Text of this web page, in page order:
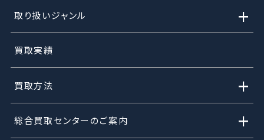
取り扱いジャンル +
買取実績
買取方法 +
総合買取センターのご案内 +